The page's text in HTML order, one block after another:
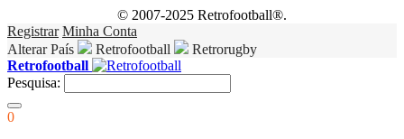
© 2007-2025 Retrofootball®.
Registrar Minha Conta
Alterar País
Retrofootball
Retrorugby
Retrofootball
Pesquisa:
0